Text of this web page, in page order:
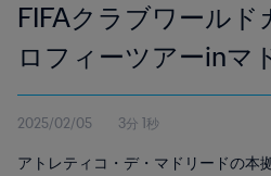
FIFAクラブワールド
ロフィーツアーinマ
レティコ・マドリー
2025/02/05 3分 1秒
アトレティコ・デ・マドリードの本